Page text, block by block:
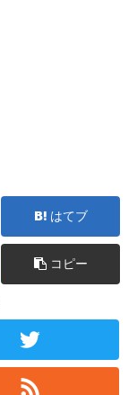
はてブ
コピー